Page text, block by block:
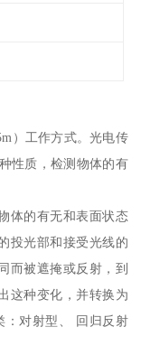
）工作方式。光电传
性质，检测物体的有
体的有无和表面状态
投光部和接受光线的
而被遮掩或反射，到
这种变化，并转换为
：对射型、 回归反射